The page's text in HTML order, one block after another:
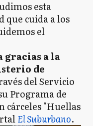
esta
que cuida a los
el
gracias a la
de
del Servicio
Programa de
cárceles "Huellas
El Suburbano.